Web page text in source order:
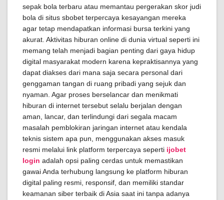
sepak bola terbaru atau memantau pergerakan skor judi
bola di situs sbobet terpercaya kesayangan mereka
agar tetap mendapatkan informasi bursa terkini yang
akurat. Aktivitas hiburan online di dunia virtual seperti ini
memang telah menjadi bagian penting dari gaya hidup
digital masyarakat modern karena kepraktisannya yang
dapat diakses dari mana saja secara personal dari
genggaman tangan di ruang pribadi yang sejuk dan
nyaman. Agar proses berselancar dan menikmati
hiburan di internet tersebut selalu berjalan dengan
aman, lancar, dan terlindungi dari segala macam
masalah pemblokiran jaringan internet atau kendala
teknis sistem apa pun, menggunakan akses masuk
resmi melalui link platform terpercaya seperti ijobet
login adalah opsi paling cerdas untuk memastikan
gawai Anda terhubung langsung ke platform hiburan
digital paling resmi, responsif, dan memiliki standar
keamanan siber terbaik di Asia saat ini tanpa adanya